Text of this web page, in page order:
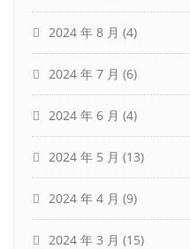
2024 年 8 月 (4)
2024 年 7 月 (6)
2024 年 6 月 (4)
2024 年 5 月 (13)
2024 年 4 月 (9)
2024 年 3 月 (15)